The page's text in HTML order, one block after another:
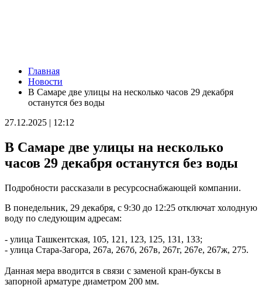
В Большой Глушице появится зона отдыха у воды
07.08.2026 | 21:41
Вячеслав Федорищев: "Важно отмечать тех, кто всей душой и
сердцем болеет за нашу Самарскую область и вносит большой
07.08.2026 | 21:21
августа
07.08.2026 | 20:51
В Самаре пустят дополнительный транспорт в день матча КС
07.08.2026 | 20:07
172 и 174
07.08.2026 | 19:29
рассказали, какие продукты дорожают летом
07.08.2026 | 19:11
07.08.2026 | 18:55
В облизбиркоме разыграли порядок размещения эмблем
Главная
Новости
В Самаре две улицы на несколько часов 29 декабря
останутся без воды
27.12.2025 | 12:12
В Самаре две улицы на несколько
часов 29 декабря останутся без воды
Подробности рассказали в ресурсоснабжающей компании.
В понедельник, 29 декабря, с 9:30 до 12:25 отключат холодную
воду по следующим адресам:
- улица Ташкентская, 105, 121, 123, 125, 131, 133;
- улица Стара-Загора, 267а, 267б, 267в, 267г, 267е, 267ж, 275.
Данная мера вводится в связи с заменой кран-буксы в
запорной арматуре диаметром 200 мм.